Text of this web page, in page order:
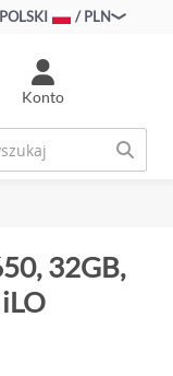
POLSKI / PLN
Konto
32GB,